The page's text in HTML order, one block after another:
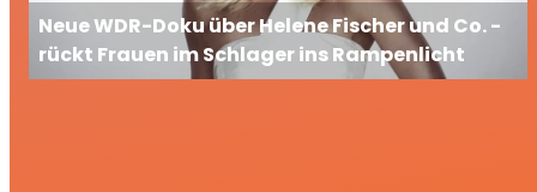
Neue WDR-Doku über Helene Fischer und Co. -
rückt Frauen im Schlager ins Rampenlicht